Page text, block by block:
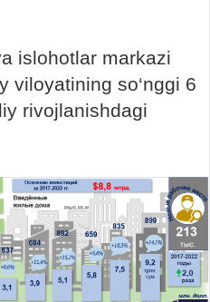
islohotlar markazi
viloyatining so‘nggi 6
rivojlanishdagi